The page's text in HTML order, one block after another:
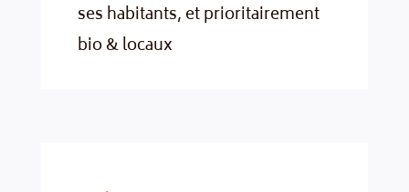
ses habitants, et prioritairement
bio & locaux